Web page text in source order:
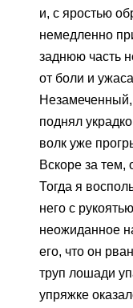
и, с яростью
немедленно
заднюю часть
от боли и
Незамеченный,
поднял
волк уже
Вскоре за тем,
Тогда я
него с
неожиданное
его, что он
труп лошади
упряжке